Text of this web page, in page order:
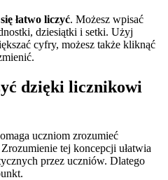
łatwo liczyć. Możesz wpisać
dziesiątki i setki. Użyj
cyfry, możesz także kliknąć
dzięki licznikowi
uczniom zrozumieć
tej koncepcji ułatwia
przez uczniów. Dlatego